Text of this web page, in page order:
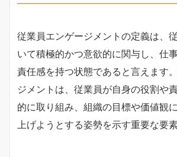
従業員エンゲージメントの定義は、
いて積極的かつ意欲的に関与し、仕
責任感を持つ状態であると言えます
ジメントは、従業員が自身の役割や
的に取り組み、組織の目標や価値観
上げようとする姿勢を示す重要な要素